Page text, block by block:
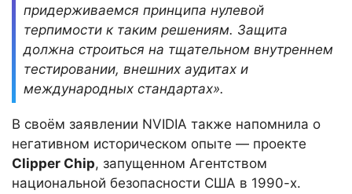
придерживаемся принципа нулевой
терпимости к таким решениям. Защита
должна строиться на тщательном внутреннем
тестировании, внешних аудитах и
международных стандартах».
В своём заявлении NVIDIA также напомнила о
негативном историческом опыте — проекте
Clipper Chip, запущенном Агентством
национальной безопасности США в 1990-х.